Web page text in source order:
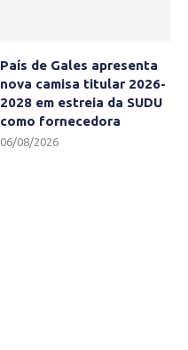
País de Gales apresenta
nova camisa titular 2026-
2028 em estreia da SUDU
como fornecedora
06/08/2026